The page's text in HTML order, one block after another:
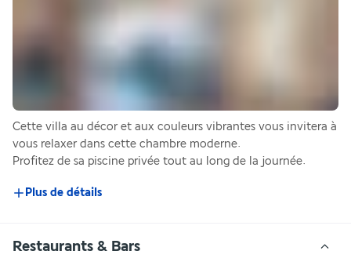
Cette villa au décor et aux couleurs vibrantes vous invitera à
vous relaxer dans cette chambre moderne.
Profitez de sa piscine privée tout au long de la journée.
Plus de détails
Restaurants & Bars